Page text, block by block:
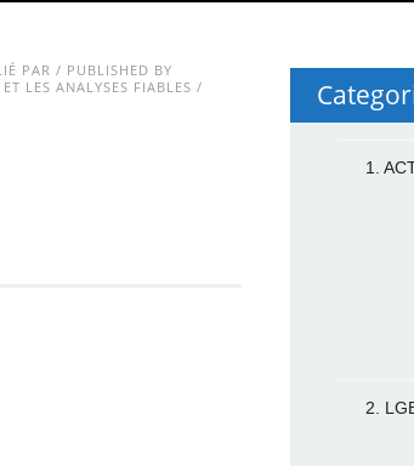
PAR / PUBLISHED BY
LES ANALYSES FIABLES /
1.
2.